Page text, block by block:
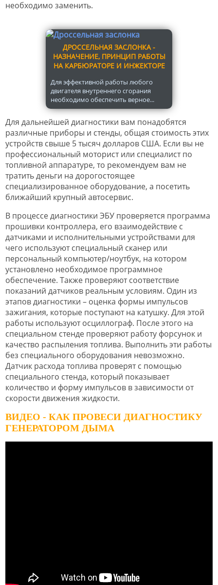
необходимо заменить.
ДРОССЕЛЬНАЯ ЗАСЛОНКА -
НАЗНАЧЕНИЕ, ПРИНЦИП РАБОТЫ
НА КАРБЮРАТОРЕ И ИНЖЕКТОРЕ
Для эффективной работы любого
двигателя внутреннего сгорания
необходимо обеспечить верное...
Для дальнейшей диагностики вам понадобятся
различные приборы и стенды, общая стоимость этих
устройств свыше 5 тысяч долларов США. Если вы не
профессиональный моторист или специалист по
топливной аппаратуре, то рекомендуем вам не
тратить деньги на дорогостоящее
специализированное оборудование, а посетить
ближайший крупный автосервис.
В процессе диагностики ЭБУ проверяется программа
прошивки контроллера, его взаимодействие с
датчиками и исполнительными устройствами для
чего используют специальный сканер или
персональный компьютер/ноутбук, на котором
установлено необходимое программное
обеспечение. Также проверяют соответствие
показаний датчиков реальным условиям. Один из
этапов диагностики – оценка формы импульсов
зажигания, которые поступают на катушку. Для этой
работы используют осциллограф. После этого на
специальном стенде проверяют работу форсунок и
качество распыления топлива. Выполнить эти работы
без специального оборудования невозможно.
Датчик расхода топлива проверят с помощью
специального стенда, который показывает
количество и форму импульсов в зависимости от
скорости движения жидкости.
ВИДЕО - КАК ПРОВЕСИ ДИАГНОСТИКУ
ГЕНЕРАТОРОМ ДЫМА